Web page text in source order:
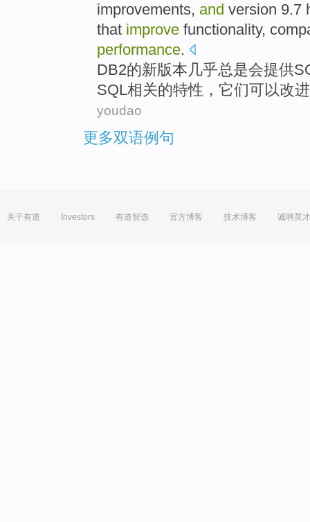
improvements, and version 9.7
that improve functionality,
performance.
DB2的新版本几乎总是会提供
SQL相关的特性 ，它们可以改进
youdao
更多双语例句
关于有道 Investors 有道智选 官方博客 技术博客 诚聘英才